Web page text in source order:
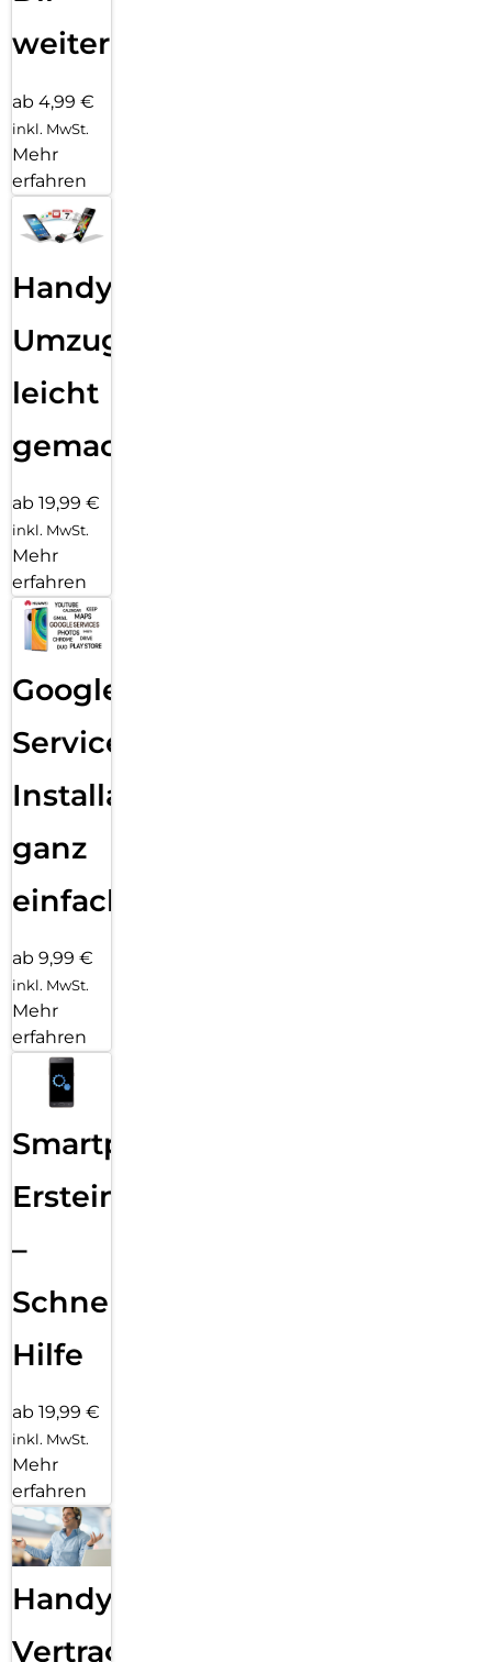
weiter
ab 4,99 €
inkl. MwSt.
Mehr
erfahren
Handy
Umzug
leicht
gemacht!
ab 19,99 €
inkl. MwSt.
Mehr
erfahren
Google
Services
Installation
ganz
einfach
ab 9,99 €
inkl. MwSt.
Mehr
erfahren
Smartphone
Ersteinrichtung
–
Schnelle
Hilfe
ab 19,99 €
inkl. MwSt.
Mehr
erfahren
Handy
Vertragsabwicklung